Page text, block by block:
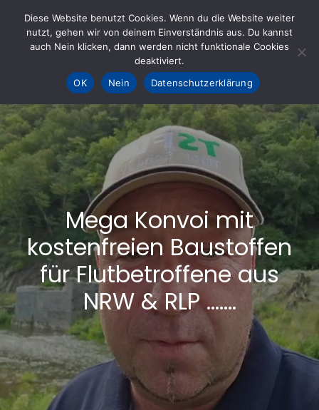
content
KOHLE fürs AHRTAL e.V.
– Helfen hilft
Mega Konvoi mit
kostenfreien Baustoffen
für Flutbetroffene aus
NRW & RLP …….
Diese Website benutzt Cookies. Wenn du die Website weiter
nutzt, gehen wir von deinem Einverständnis aus. Du kannst
auch Nein klicken, dann werden nicht funktionale Cookies
deaktiviert.
OK
Nein Datenschutzerklärung